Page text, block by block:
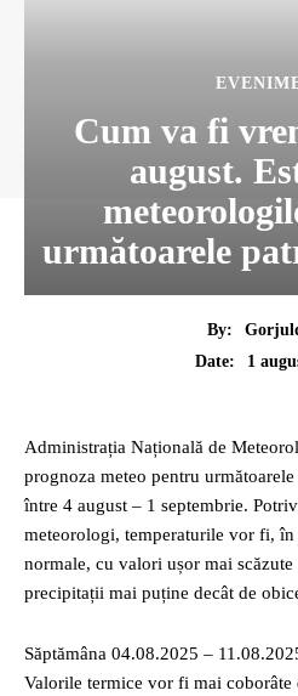
Cum va fi
august.
următoarele
By:
Date:
1
Administrația Națională de
prognoza meteo pentru
între 4 august – 1 septembrie.
meteorologi, temperaturile vor fi, în
normale, cu valori ușor mai
precipitații mai puține decât de
Săptămâna 04.08.2025 –
Valorile termice vor fi mai coborâte